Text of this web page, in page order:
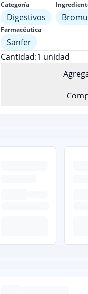
Categoría
Digestivos
Farmacéutica
Sanfer
Cantidad: